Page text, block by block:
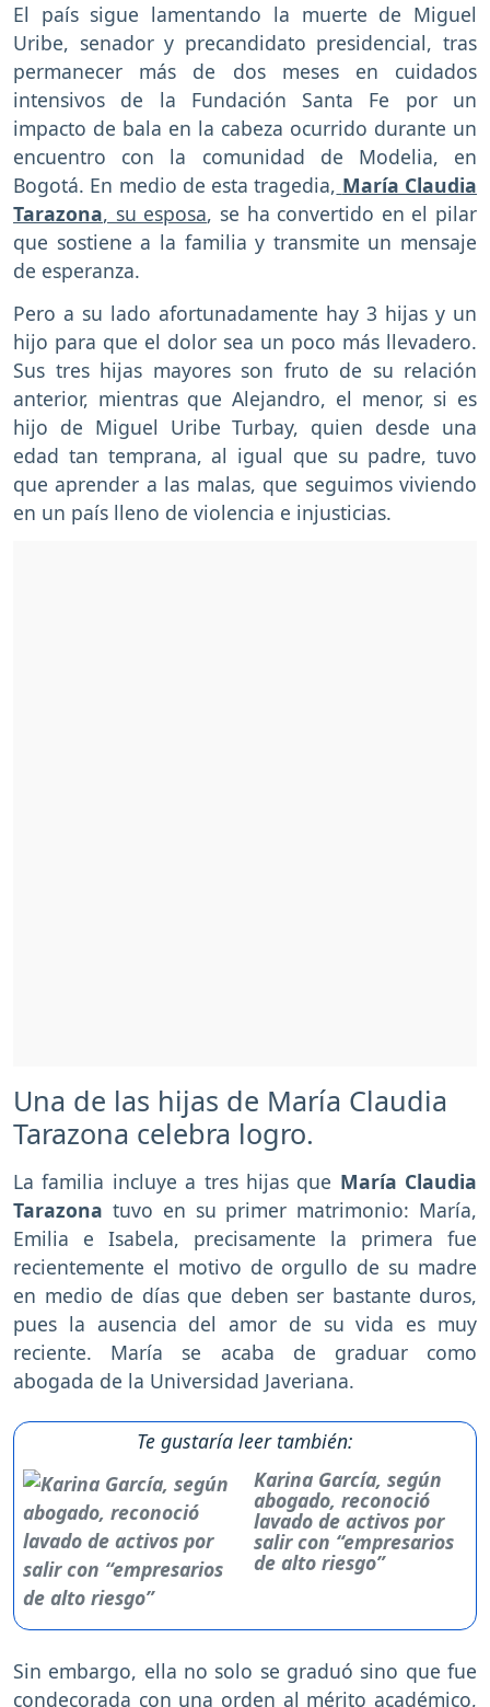
El país sigue lamentando la muerte de Miguel
Uribe, senador y precandidato presidencial, tras
permanecer más de dos meses en cuidados
intensivos de la Fundación Santa Fe por un
impacto de bala en la cabeza ocurrido durante un
encuentro con la comunidad de Modelia, en
Bogotá. En medio de esta tragedia, María Claudia
Tarazona, su esposa, se ha convertido en el pilar
que sostiene a la familia y transmite un mensaje
de esperanza.
Pero a su lado afortunadamente hay 3 hijas y un
hijo para que el dolor sea un poco más llevadero.
Sus tres hijas mayores son fruto de su relación
anterior, mientras que Alejandro, el menor, si es
hijo de Miguel Uribe Turbay, quien desde una
edad tan temprana, al igual que su padre, tuvo
que aprender a las malas, que seguimos viviendo
en un país lleno de violencia e injusticias.
Una de las hijas de María Claudia
Tarazona celebra logro.
La familia incluye a tres hijas que María Claudia
Tarazona tuvo en su primer matrimonio: María,
Emilia e Isabela, precisamente la primera fue
recientemente el motivo de orgullo de su madre
en medio de días que deben ser bastante duros,
pues la ausencia del amor de su vida es muy
reciente. María se acaba de graduar como
abogada de la Universidad Javeriana.
Te gustaría leer también:
Karina García, según
abogado, reconoció
lavado de activos por
salir con “empresarios
de alto riesgo”
Sin embargo, ella no solo se graduó sino que fue
condecorada con una orden al mérito académico,